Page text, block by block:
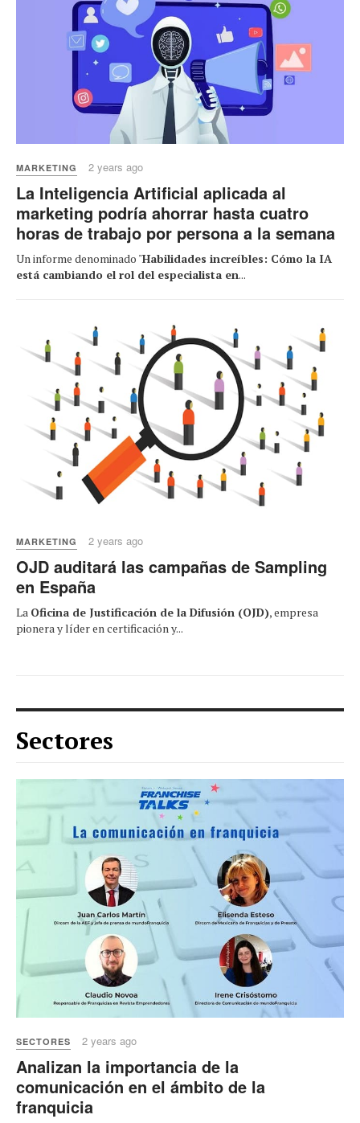
MARKETING 2 years ago
La Inteligencia Artificial aplicada al
marketing podría ahorrar hasta cuatro
horas de trabajo por persona a la semana
Un informe denominado "Habilidades increíbles: Cómo la IA
está cambiando el rol del especialista en...
MARKETING 2 years ago
OJD auditará las campañas de Sampling
en España
La Oficina de Justificación de la Difusión (OJD), empresa
pionera y líder en certificación y...
Sectores
SECTORES 2 years ago
Analizan la importancia de la
comunicación en el ámbito de la
franquicia